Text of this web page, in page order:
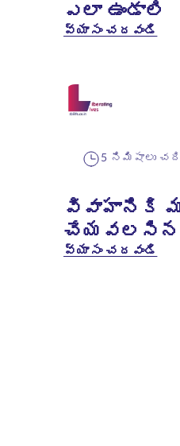
ఎలా ఉండాలి
వ్యాసం చదవండి
5 నిమిషాలు
వివాహానికి
చేయవలసిన
వ్యాసం చదవండి